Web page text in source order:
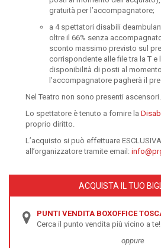
gratuità per l’accompagnatore;
a 4 spettatori disabili
oltre il 66% senza
sconto massimo previsto sul
corrispondente alle file tra la T e
disponibilità di posti al
l’accompagnatore pagherà il
Nel Teatro non sono presenti ascensori.
Lo spettatore è tenuto a fornire la
proprio diritto.
L’acquisto si può effettuare
all’organizzatore tramite email:
ACQUISTA IL TUO
PUNTI VENDITA BOXOFFICE
Cerca il punto vendita più vicino a te!
oppure